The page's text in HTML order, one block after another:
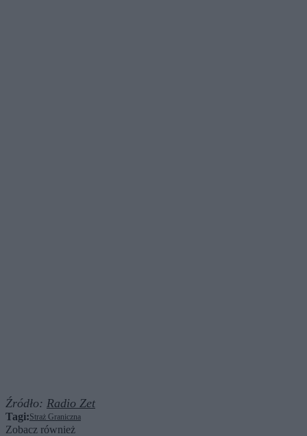
Źródło: Radio Zet
Tagi:Straż Graniczna
Zobacz również